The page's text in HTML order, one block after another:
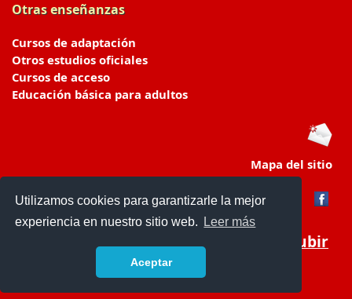
Utilizamos cookies para garantizarle la mejor
experiencia en nuestro sitio web.
Leer más
Aceptar
Otras enseñanzas
Cursos de adaptación
Otros estudios oficiales
Cursos de acceso
Educación básica para adultos
Mapa del sitio
Subir